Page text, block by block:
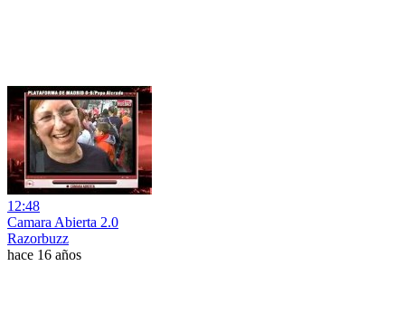
12:48
Camara Abierta 2.0
Razorbuzz
hace 16 años